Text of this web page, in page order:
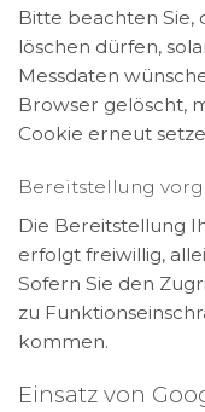
Bitte beachten Sie,
löschen dürfen,
Messdaten
Browser gelöscht,
Cookie erneut
Bereitstellung
Die Bereitstellung
erfolgt freiwillig,
Sofern Sie den
zu
kommen.
Einsatz von